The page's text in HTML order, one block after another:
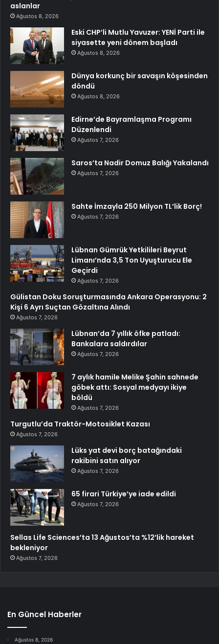
aslanlar
Ağustos 8, 2026
Eski CHP’li Mutlu Yavuzer: YENİ Parti ile
siyasette yeni dönem başladı
Ağustos 8, 2026
Dünya korkunç bir savaşın köşesinden
döndü
Ağustos 8, 2026
Edirne’de Bayramlaşma Programı
Düzenlendi
Ağustos 7, 2026
Saros’ta Nadir Domuz Balığı Yakalandı
Ağustos 7, 2026
Sahte İmzayla 250 Milyon TL’lik Borç!
Ağustos 7, 2026
Lübnan Gümrük Yetkilileri Beyrut
Limanı’nda 3,5 Ton Uyuşturucu Ele
Geçirdi
Ağustos 7, 2026
Gülistan Doku Soruşturmasında Ankara Operasyonu: 2
Kişi 6 Ayrı Suçtan Gözaltına Alındı
Ağustos 7, 2026
Lübnan’da 7 yıllık öfke patladı:
Bankalara saldırdılar
Ağustos 7, 2026
7 aylık hamile Melike Şahin sahnede
göbek attı: Sosyal medyayı ikiye
böldü
Ağustos 7, 2026
Turgutlu’da Traktör-Motosiklet Kazası
Ağustos 7, 2026
Lüks yat devi borç batağındaki
rakibini satın alıyor
Ağustos 7, 2026
65 firari Türkiye’ye iade edildi
Ağustos 7, 2026
Sellas Life Sciences’ta 13 Ağustos’ta %12’lik hareket
bekleniyor
Ağustos 7, 2026
En Güncel Haberler
Ağustos 8, 2026